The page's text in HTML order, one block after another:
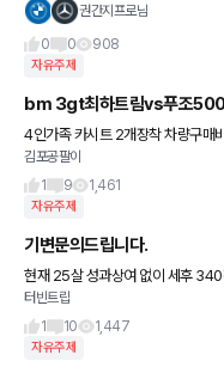
권간지프로님
0
0 908
자유주제
bm 3gt최하트림vs푸조
4인가족 카시트 2개장착 차량구매
이 대박이라 취등록까지 4500였는
까하는데 최하트림은 많이 안좋
김포공팔이
1
9 1,461
자유주제
기변문의드립니다.
현재 25살 성과상여 없이 세후
현재 티볼리에어 타고 있는데 세단이 너
세그먼트 중
터빈트립
1
10 1,447
자유주제